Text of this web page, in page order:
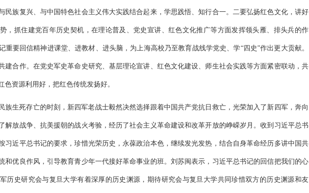
民族复兴、与中国特色社会主义伟大实践结合起来，学思践悟、知行合一。二要弘扬红色文化，讲好
，抓住建党百年历史契机，在理论普及、党史宣讲、红色文化推广等方面发挥领头雁、排头兵的作
重要回信精神进课堂、进教材、进头脑，为上海高校乃至教育战线学党史、学“四史”作出更大贡献。
建合作。在党史军史革命史研究、基层理论宣讲、红色文化建设、师生社会实践等方面紧密联动，共
色资源利用好，把红色传统发扬好。
族生死存亡的时刻，新四军老战士毅然决然选择跟着中国共产党抗日救亡，光荣加入了新四军，奔向
解放战争、抗美援朝的战火考验，经历了社会主义革命建设和改革开放的峥嵘岁月。收到习近平总书
习近平总书记的要求，珍惜光荣历史，永葆政治本色，继续发光发热，结合自身革命经历多讲中国共
和优良作风，引导教育青少年一代接好革命事业的班。刘苏闽表示，习近平总书记的回信把我们的心
历史研究会与复旦大学有着深厚的历史渊源，期待研究会与复旦大学共同珍惜双方的历史渊源和友